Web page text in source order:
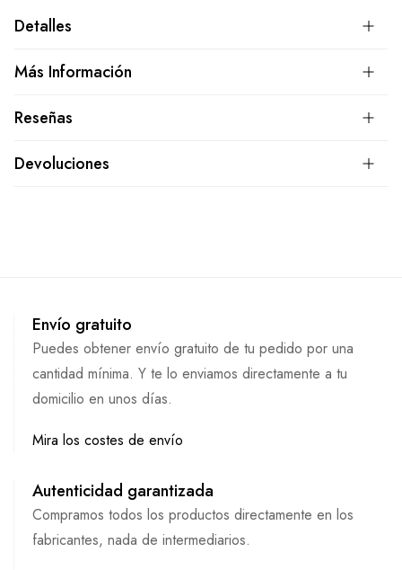
Detalles
Más Información
Reseñas
Devoluciones
Envío gratuito
Puedes obtener envío gratuito de tu pedido por una
cantidad mínima. Y te lo enviamos directamente a tu
domicilio en unos días.
Mira los costes de envío
Autenticidad garantizada
Compramos todos los productos directamente en los
fabricantes, nada de intermediarios.